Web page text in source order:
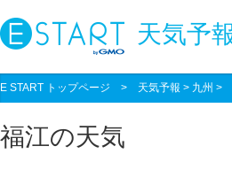
天気予
E START トップページ > 天気予報 > 九州 >
福江の天気